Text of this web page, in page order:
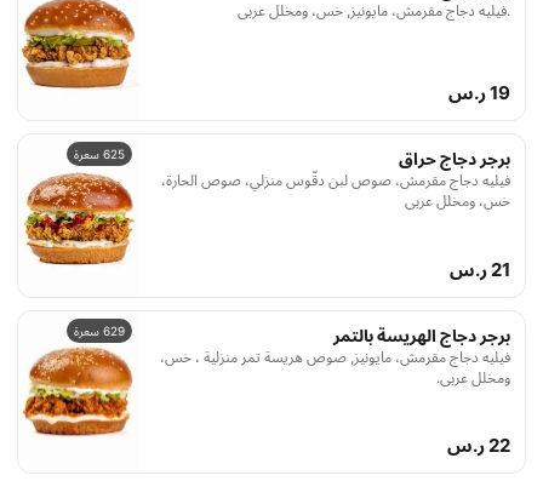
.فيليه دجاج مقرمش، مايونيز, خس، ومخلل عربي
19 ر.س
625 سعرة برجر دجاج حراق
فيليه دجاج مقرمش، صوص لبن دقّوس منزلي، صوص الحارة،
خس، ومخلل عربي
21 ر.س
629 سعرة برجر دجاج الهريسة بالتمر
فيليه دجاج مقرمش، مايونيز, صوص هريسة تمر منزلية ، خس،
ومخلل عربي.
22 ر.س